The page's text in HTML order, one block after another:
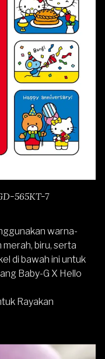
565KT-7
warna-
biru, serta
di bawah ini untuk
Baby-G X Hello
Rayakan